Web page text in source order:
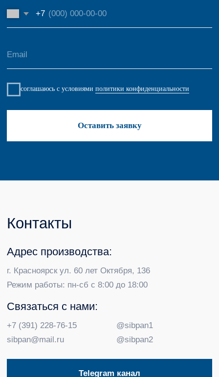
sibpan@mail.ru
+7 (391) 228-76-15
Контакты
Режим работы: пн-сб с 8:00 до 18:00